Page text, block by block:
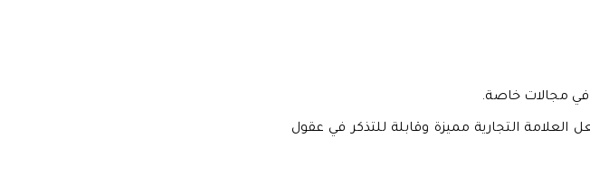
في مجالات خاصة.
التجارية مميزة وقابلة للتذكر في عقول